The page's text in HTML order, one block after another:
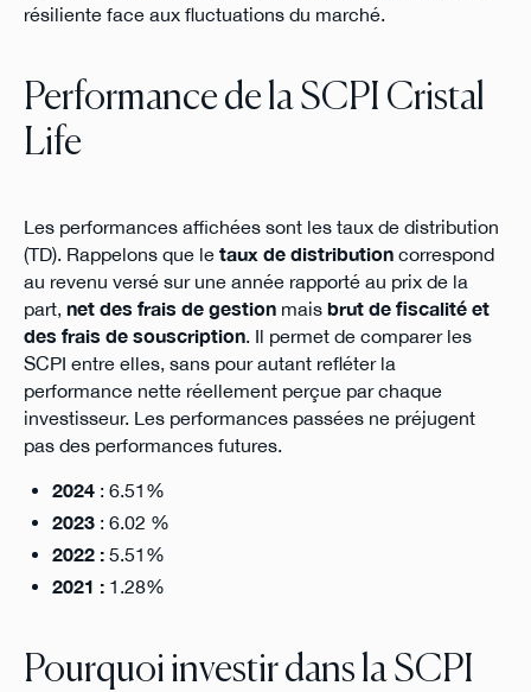
résiliente face aux fluctuations du marché.
Performance de la SCPI Cristal
Life
Les performances affichées sont les taux de distribution
(TD). Rappelons que le taux de distributioncorrespond
au revenu versé sur une année rapporté au prix de la
part, net des frais de gestionmais brut de fiscalité et
des frais de souscription. Il permet de comparer les
SCPI entre elles, sans pour autant refléter la
performance nette réellement perçue par chaque
investisseur. Les performances passées ne préjugent
pas des performances futures.
2024: 6.51%
2023: 6.02 %
2022 : 5.51%
2021 : 1.28%
Pourquoi investir dans la SCPI